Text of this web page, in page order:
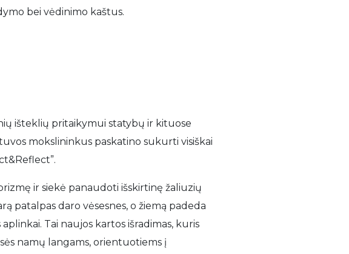
bei vėdinimo kaštus.
išteklių pritaikymui statybų ir kituose
mokslininkus paskatino sukurti visiškai
ir siekė panaudoti išskirtinę žaliuzių
patalpas daro vėsesnes, o žiemą padeda
Tai naujos kartos išradimas, kuris
namų langams, orientuotiems į